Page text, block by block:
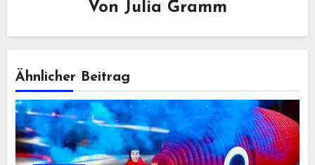
Von Julia Gramm
Ähnlicher Beitrag